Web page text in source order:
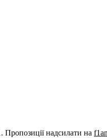
Пропозиції надсилати на